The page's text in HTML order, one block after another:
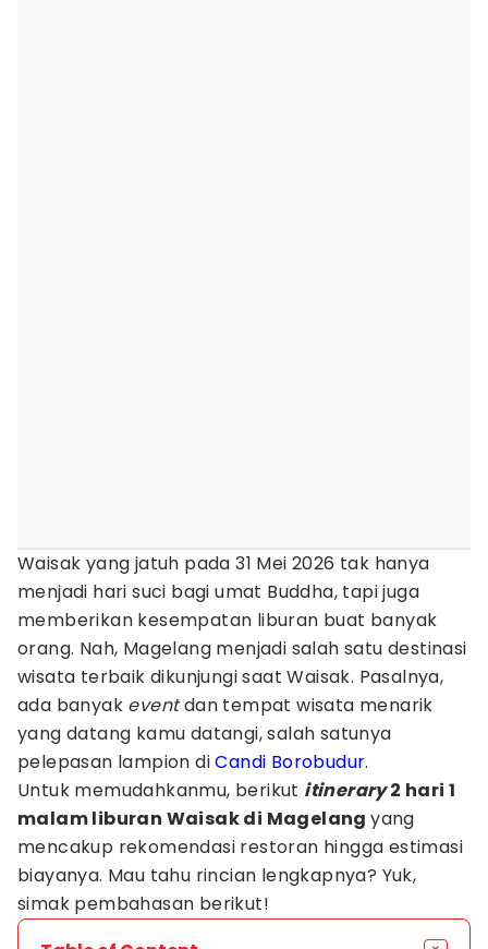
Waisak yang jatuh pada 31 Mei 2026 tak hanya
menjadi hari suci bagi umat Buddha, tapi juga
memberikan kesempatan liburan buat banyak
orang. Nah, Magelang menjadi salah satu destinasi
wisata terbaik dikunjungi saat Waisak. Pasalnya,
ada banyak eventdan tempat wisata menarik
yang datang kamu datangi, salah satunya
pelepasan lampion diCandi Borobudur.
Untuk memudahkanmu, berikut itinerary2 hari 1
malam liburan Waisak di Magelangyang
mencakup rekomendasi restoran hingga estimasi
biayanya. Mau tahu rincian lengkapnya? Yuk,
simak pembahasan berikut!